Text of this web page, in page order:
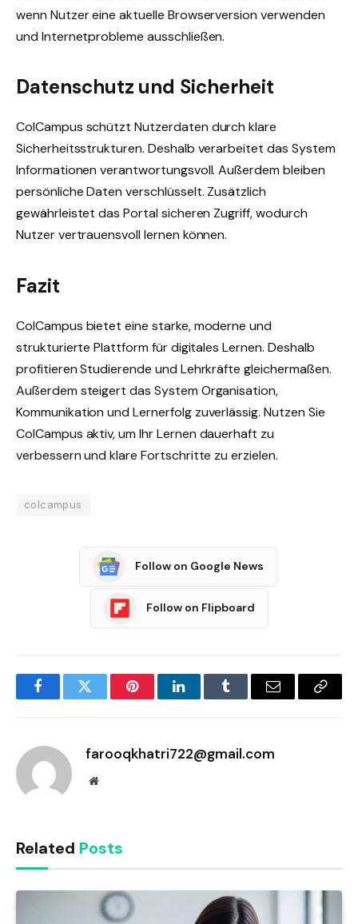
wenn Nutzer eine aktuelle Browserversion verwenden
und Internetprobleme ausschließen.
Datenschutz und Sicherheit
ColCampus schützt Nutzerdaten durch klare
Sicherheitsstrukturen. Deshalb verarbeitet das System
Informationen verantwortungsvoll. Außerdem bleiben
persönliche Daten verschlüsselt. Zusätzlich
gewährleistet das Portal sicheren Zugriff, wodurch
Nutzer vertrauensvoll lernen können.
Fazit
ColCampus bietet eine starke, moderne und
strukturierte Plattform für digitales Lernen. Deshalb
profitieren Studierende und Lehrkräfte gleichermaßen.
Außerdem steigert das System Organisation,
Kommunikation und Lernerfolg zuverlässig. Nutzen Sie
ColCampus aktiv, um Ihr Lernen dauerhaft zu
verbessern und klare Fortschritte zu erzielen.
colcampus
Follow on Google News
Follow on Flipboard
FacebookTwitter PinterestLinkedInTumblr Email
Copy
farooqkhatri722@gmail.com
Website
Related Posts